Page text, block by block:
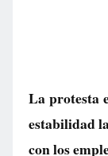
La protesta
estabilidad
con los